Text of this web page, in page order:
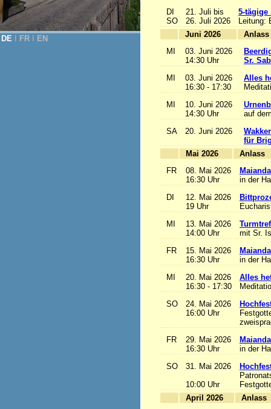
DE FR EN
DI
SO
21. Juli bis
26. Juli 2026
5-
Leitung:
Juni 2026
MI
03. Juni 2026
14:30 Uhr
Sr.
MI
03. Juni 2026
16:30 - 17:30
Alles
MI
10. Juni 2026
14:30 Uhr
auf
SA
20. Juni 2026
für
Mai 2026
FR
08. Mai 2026
16:30 Uhr
in der
DI
12. Mai 2026
19 Uhr
MI
13. Mai 2026
14:00 Uhr
mit Sr.
FR
15. Mai 2026
16:30 Uhr
in der
MI
20. Mai 2026
16:30 - 17:30
Alles
SO
24. Mai 2026
16:00 Uhr
FR
29. Mai 2026
16:30 Uhr
in der
SO
31. Mai 2026
10:00 Uhr
April 2026